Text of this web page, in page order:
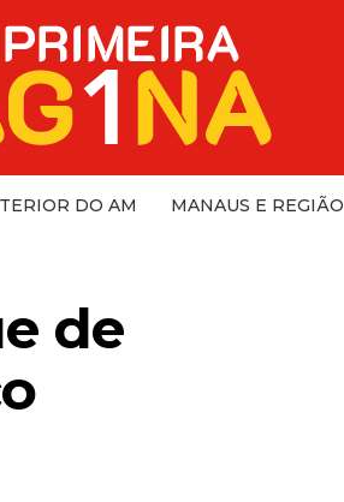
DO AM MANAUS E REGIÃO
de